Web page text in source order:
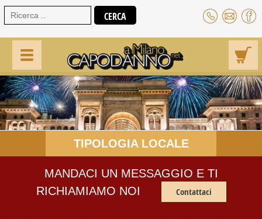
TIPOLOGIA LOCALE
MANDACI UN MESSAGGIO E TI
RICHIAMIAMO NOI
Contattaci